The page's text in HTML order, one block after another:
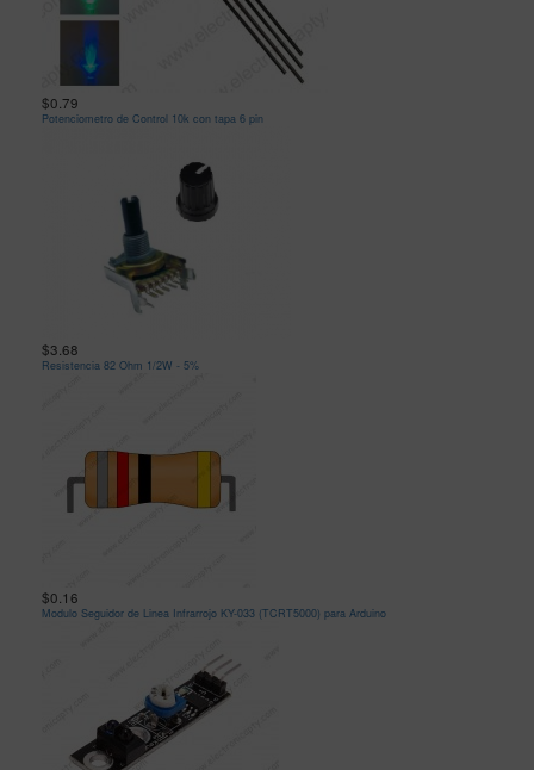
$0.79
Potenciometro de Control 10k con tapa 6 pin
$3.68
Resistencia 82 Ohm 1/2W - 5%
$0.16
Modulo Seguidor de Linea Infrarrojo KY-033 (TCRT5000) para Arduino